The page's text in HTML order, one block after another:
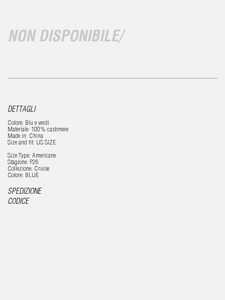
NON DISPONIBILE/
DETTAGLI
Colore: Blu e verdi
Materiale: 100% cashmere
Made in: China
Size and fit: US SIZE
Size Type: Americane
Stagione: P26
Collezione: Cruise
Colore: BLUE
SPEDIZIONE
CODICE